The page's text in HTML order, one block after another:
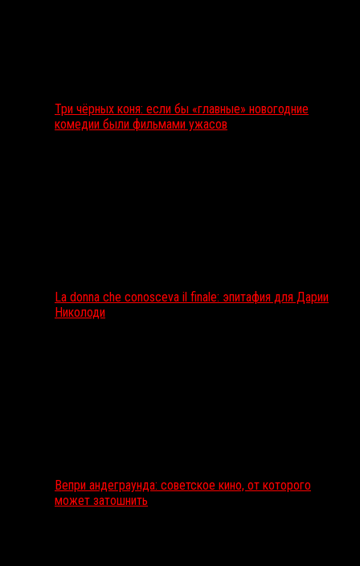
Три чёрных коня: если бы «главные» новогодние
комедии были фильмами ужасов
La donna che conosceva il finale: эпитафия для Дарии
Николоди
Вепри андеграунда: советское кино, от которого
может затошнить